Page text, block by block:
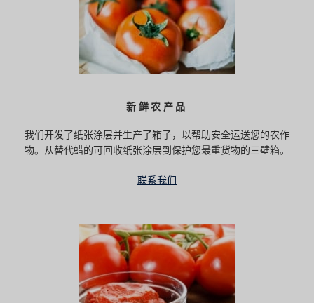
新鲜农产品
我们开发了纸张涂层并生产了箱子，以帮助安全运送您的农作
物。从替代蜡的可回收纸张涂层到保护您最重货物的三壁箱。
联系我们